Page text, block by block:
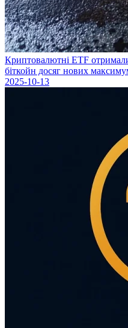
Криптовалютні ETF
біткойн досяг нових
2025-10-13